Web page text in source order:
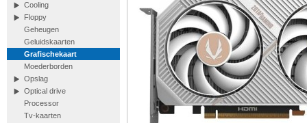
Cooling
Floppy
Geheugen
Geluidskaarten
Grafischekaart
Moederborden
Opslag
Optical drive
Processor
Tv-kaarten